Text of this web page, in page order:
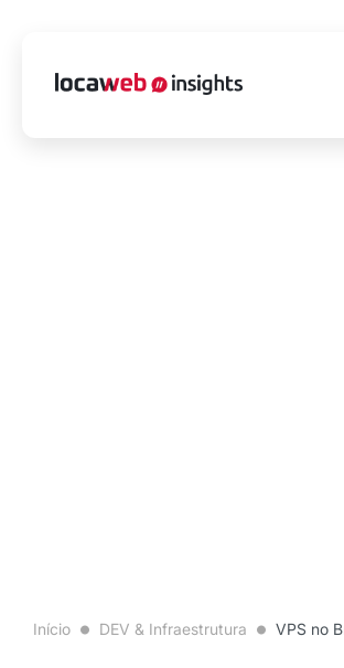
Início DEV & Infraestrutura VPS no